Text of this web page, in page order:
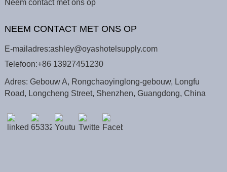
Neem contact met ons op
NEEM CONTACT MET ONS OP
E-mailadres:ashley@oyashotelsupply.com
Telefoon:+86 13927451230
Adres: Gebouw A, Rongchaoyinglong-gebouw, Longfu
Road, Longcheng Street, Shenzhen, Guangdong, China